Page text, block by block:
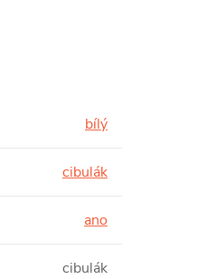
bílý
cibulák
ano
cibulák